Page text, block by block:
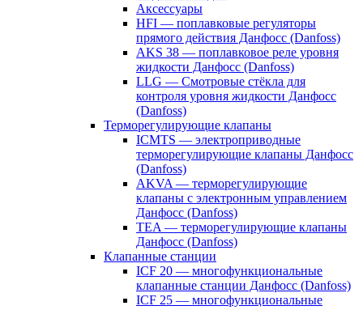
Аксессуары
HFI — поплавковые регуляторы
прямого действия Данфосс (Danfoss)
AKS 38 — поплавковое реле уровня
жидкости Данфосс (Danfoss)
LLG — Смотровые стёкла для
контроля уровня жидкости Данфосс
(Danfoss)
Терморегулирующие клапаны
ICMTS — электроприводные
терморегулирующие клапаны Данфосс
(Danfoss)
AKVA — терморегулирующие
клапаны с электронным управлением
Данфосс (Danfoss)
TEA — терморегулирующие клапаны
Данфосс (Danfoss)
Клапанные станции
ICF 20 — многофункциональные
клапанные станции Данфосс (Danfoss)
ICF 25 — многофункциональные